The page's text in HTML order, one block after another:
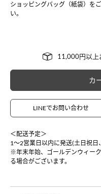
ショッピングバッグ（紙袋）を
い。
カ
LINEでお問い合わせ
＜配送予定＞
1〜2営業日以内に発送(土日祝日
※年末年始、ゴールデンウィー
る場合がございます。